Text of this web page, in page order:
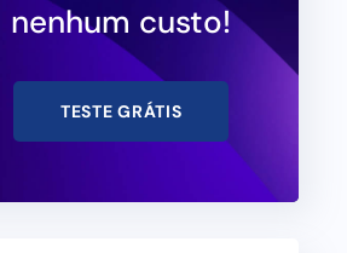
nenhum custo!
TESTE GRÁTIS